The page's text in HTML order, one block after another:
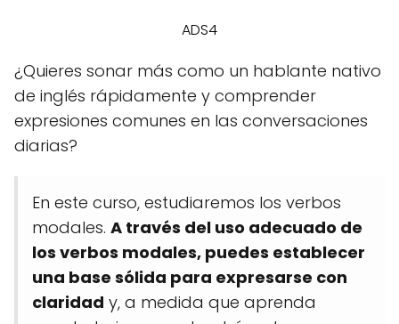
ADS4
¿Quieres sonar más como un hablante nativo
de inglés rápidamente y comprender
expresiones comunes en las conversaciones
diarias?
En este curso, estudiaremos los verbos
modales. A través del uso adecuado de
los verbos modales, puedes establecer
una base sólida para expresarse con
claridad y, a medida que aprenda